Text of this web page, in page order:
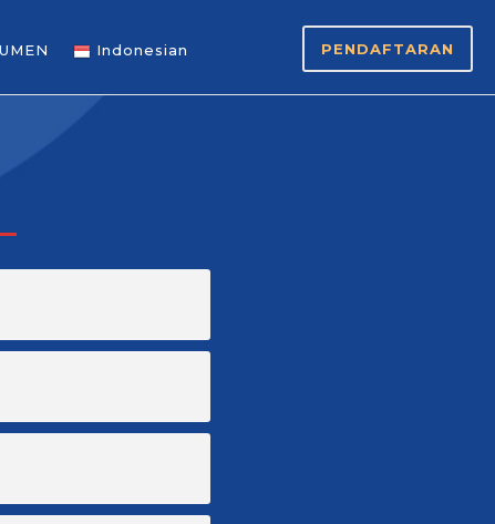
Indonesian PENDAFTARAN